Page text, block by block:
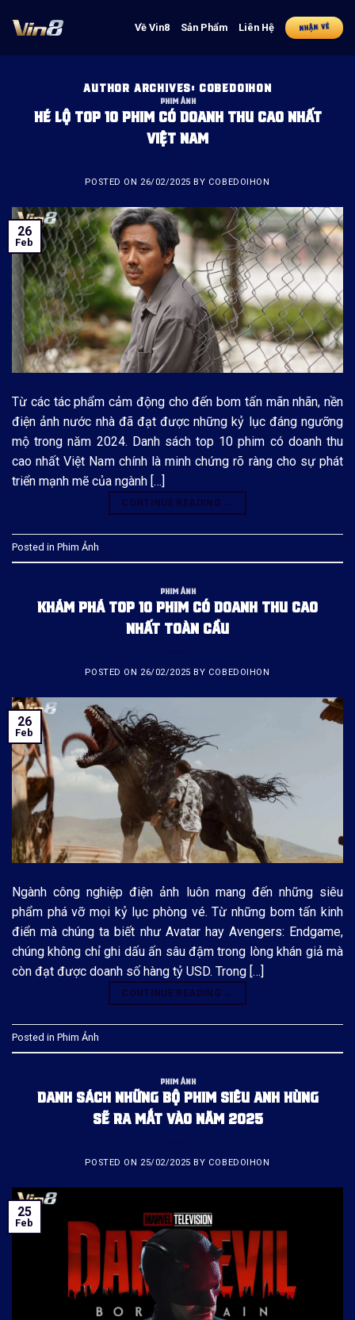
Về Vin8 Sản Phẩm Liên Hệ NHẬN VÉ
AUTHOR ARCHIVES: COBEDOIHON
PHIM ẢNH
HÉ LỘ TOP 10 PHIM CÓ DOANH THU CAO NHẤT
VIỆT NAM
POSTED ON 26/02/2025 BY COBEDOIHON
26
Feb
Từ các tác phẩm cảm động cho đến bom tấn mãn nhãn, nền
điện ảnh nước nhà đã đạt được những kỷ lục đáng ngưỡng
mộ trong năm 2024. Danh sách top 10 phim có doanh thu
cao nhất Việt Nam chính là minh chứng rõ ràng cho sự phát
triển mạnh mẽ của ngành […]
CONTINUE READING →
Posted in Phim Ảnh
PHIM ẢNH
KHÁM PHÁ TOP 10 PHIM CÓ DOANH THU CAO
NHẤT TOÀN CẦU
POSTED ON 26/02/2025 BY COBEDOIHON
26
Feb
Ngành công nghiệp điện ảnh luôn mang đến những siêu
phẩm phá vỡ mọi kỷ lục phòng vé. Từ những bom tấn kinh
điển mà chúng ta biết như Avatar hay Avengers: Endgame,
chúng không chỉ ghi dấu ấn sâu đậm trong lòng khán giả mà
còn đạt được doanh số hàng tỷ USD. Trong […]
CONTINUE READING →
Posted in Phim Ảnh
PHIM ẢNH
DANH SÁCH NHỮNG BỘ PHIM SIÊU ANH HÙNG
SẼ RA MẮT VÀO NĂM 2025
POSTED ON 25/02/2025 BY COBEDOIHON
25
Feb